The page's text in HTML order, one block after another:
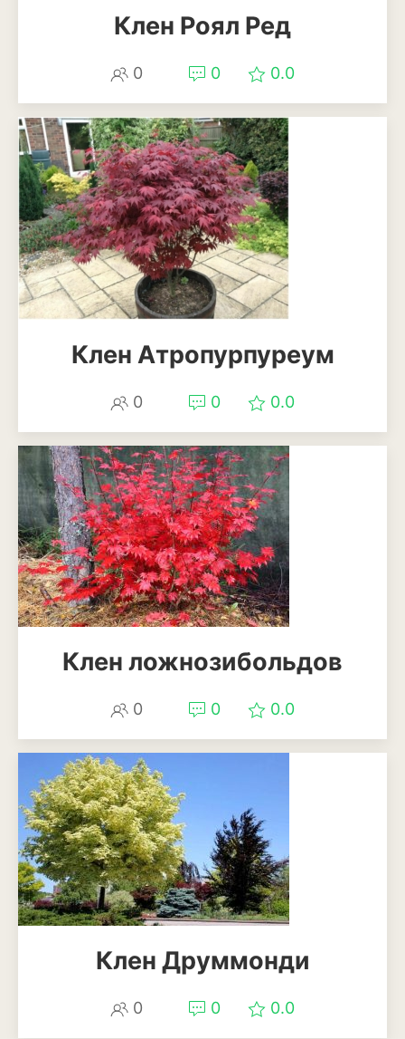
Пеларгония
Петуния
Пионы
Рододендрон
Роза
Рудбекия
Физалис
Флокс
Форзиция
Фуксия
Хоста
Хризантема
Цинния
Эхинацея
Эшшольция
Зерновые культуры
Кукуруза
Овёс
Комнатные растения
Клен Роял Ред
0 0 0.0
Клен Атропурпуреум
0 0 0.0
Клен ложнозибольдов
0 0 0.0
Клен Друммонди
0 0 0.0